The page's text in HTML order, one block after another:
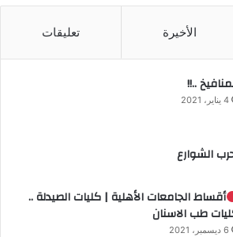
الأخيرة تعليقات
..!!
4 يناير، 2021
الشوارع
أقساط الجامعات الأهلية | كليات الصيدلة ..
طب الاسنان
6 ديسمبر، 2021